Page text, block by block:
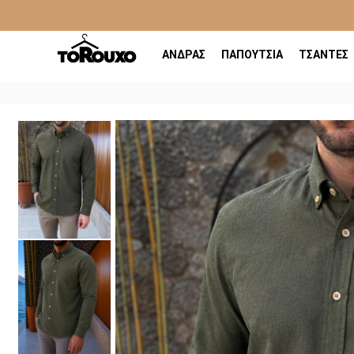
ΑΝΔΡΑΣ ΠΑΠΟΥΤΣΙΑ ΤΣΑΝΤΕΣ